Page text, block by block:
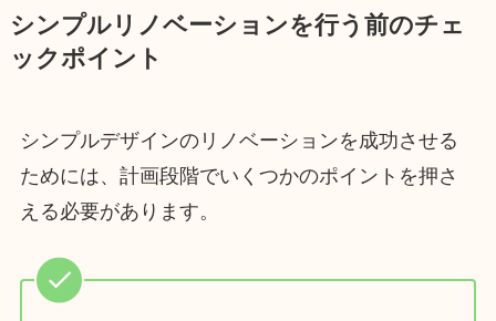
シンプルリノベーションを行う前のチェ
ックポイント
シンプルデザインのリノベーションを成功させる
ためには、計画段階でいくつかのポイントを押さ
える必要があります。